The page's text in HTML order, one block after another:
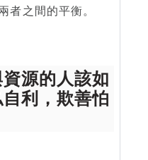
者之間的平衡。
源的人該如
利，欺善怕